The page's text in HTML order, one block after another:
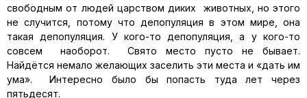
свободным от людей царством диких животных, но этого
не случится, потому что депопуляция в этом мире, она
такая депопуляция. У кого-то депопуляция, а у кого-то
совсем наоборот. Свято место пусто не бывает.
Найдётся немало желающих заселить эти места и «дать им
ума». Интересно было бы попасть туда лет через
пятьдесят.